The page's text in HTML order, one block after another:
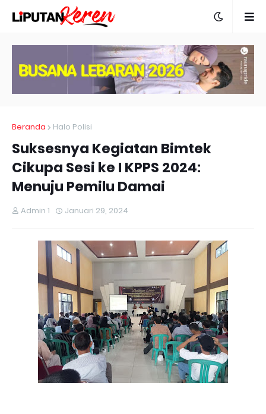
Beranda Halo Polisi
Suksesnya Kegiatan Bimtek
Cikupa Sesi ke I KPPS 2024:
Menuju Pemilu Damai
Admin 1 Januari 29, 2024